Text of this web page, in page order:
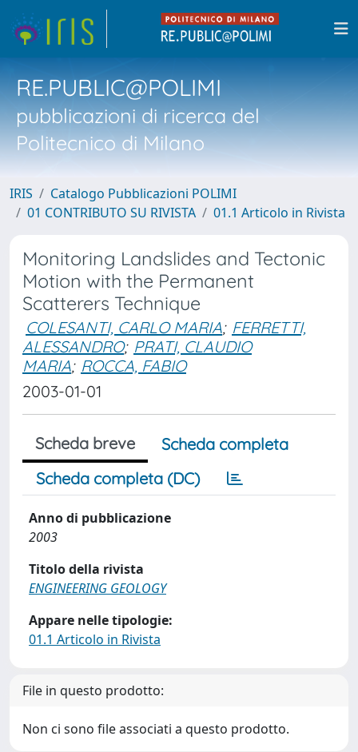
RE.PUBLIC@POLIMI
pubblicazioni di ricerca del
Politecnico di Milano
IRIS
Catalogo Pubblicazioni POLIMI
01 CONTRIBUTO SU RIVISTA
01.1 Articolo in Rivista
Monitoring Landslides and Tectonic
Motion with the Permanent
Scatterers Technique
COLESANTI, CARLO MARIA; FERRETTI,
ALESSANDRO; PRATI, CLAUDIO
MARIA; ROCCA, FABIO
2003-01-01
Scheda breve
Scheda completa
Scheda completa (DC)
Anno di pubblicazione
2003
Titolo della rivista
ENGINEERING GEOLOGY
Appare nelle tipologie:
01.1 Articolo in Rivista
File in questo prodotto:
Non ci sono file associati a questo prodotto.